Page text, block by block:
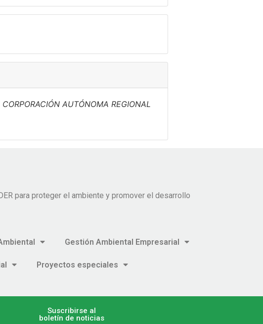
AUTÓNOMA REGIONAL
para proteger el ambiente y promover el desarrollo
Gestión Ambiental Empresarial
Proyectos especiales
Suscribirse al
boletín de noticias